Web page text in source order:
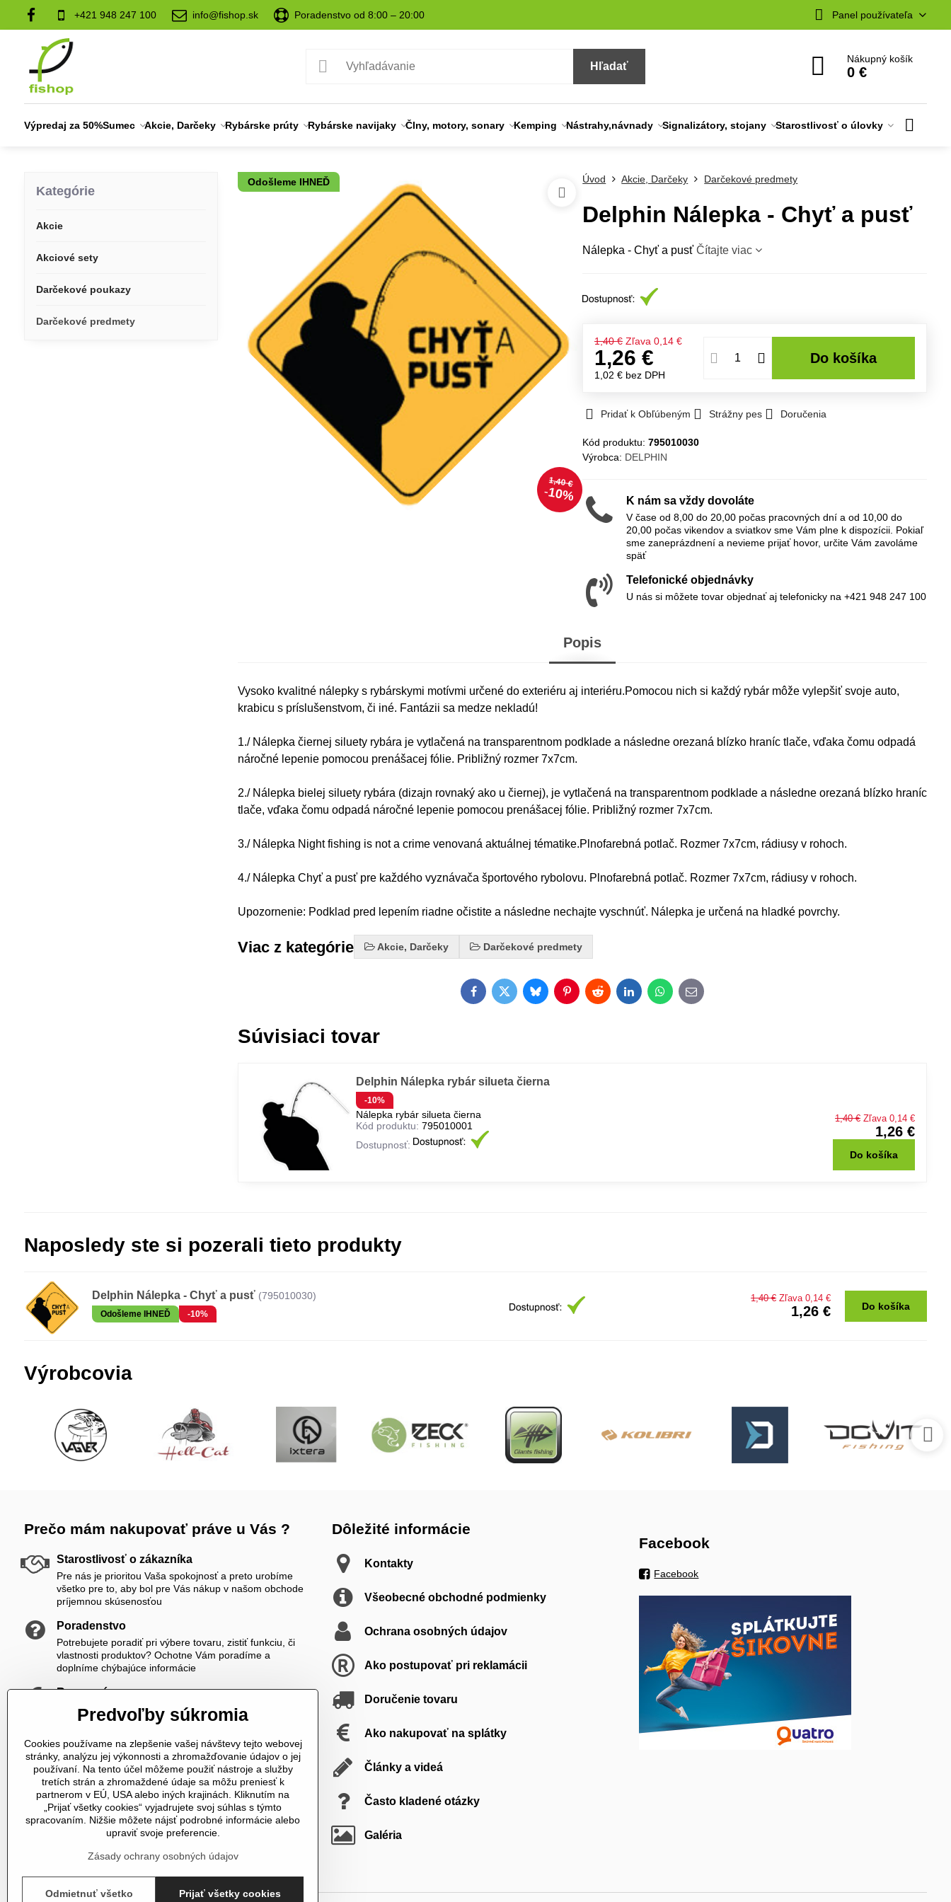
+421 948 247 100 info@fishop.sk Poradenstvo od 8:00 – 20:00 Panel používateľa
Hľadať
Nákupný košík
0 €
Výpredaj za 50%Sumec Akcie, Darčeky Rybárske prúty Rybárske navijaky Člny, motory, sonary Kemping Nástrahy,návnady Signalizátory, stojany Starostlivosť o úlovky
Odošleme IHNEĎ
1,40 €
10%
Úvod Akcie, Darčeky Darčekové predmety
Delphin Nálepka - Chyť a pusť
Nálepka - Chyť a pusťČítajte viac
1,40 € Zľava 0,14 €
1,26 €
1,02 € bez DPH
Do košíka
Pridať k Obľúbeným Strážny pes Doručenia
Kód produktu:795010030
Výrobca: DELPHIN
K nám sa vždy dovoláte
V čase od 8,00 do 20,00 počas pracovných dní a od 10,00 do
20,00 počas vikendov a sviatkov sme Vám plne k dispozícii. Pokiaľ
sme zaneprázdnení a nevieme prijať hovor, určite Vám zavoláme
späť
Telefonické objednávky
U nás si môžete tovar objednať aj telefonicky na +421 948 247 100
Popis
Vysoko kvalitné nálepky s rybárskymi motívmi určené do exteriéru aj interiéru.Pomocou nich si každý rybár môže vylepšiť svoje auto,
krabicu s príslušenstvom, či iné. Fantázii sa medze nekladú!
1./ Nálepka čiernej siluety rybára je vytlačená na transparentnom podklade a následne orezaná blízko hraníc tlače, vďaka čomu odpadá
náročné lepenie pomocou prenášacej fólie. Približný rozmer 7x7cm.
2./ Nálepka bielej siluety rybára (dizajn rovnaký ako u čiernej), je vytlačená na transparentnom podklade a následne orezaná blízko hraníc
tlače, vďaka čomu odpadá náročné lepenie pomocou prenášacej fólie. Približný rozmer 7x7cm.
3./ Nálepka Night fishing is not a crime venovaná aktuálnej tématike.Plnofarebná potlač. Rozmer 7x7cm, rádiusy v rohoch.
4./ Nálepka Chyť a pusť pre každého vyznávača športového rybolovu. Plnofarebná potlač. Rozmer 7x7cm, rádiusy v rohoch.
Upozornenie: Podklad pred lepením riadne očistite a následne nechajte vyschnúť. Nálepka je určená na hladké povrchy.
Viac z kategórie Akcie, Darčeky Darčekové predmety
FacebookTwitterBlueskyPinterestRedditLinkedInWhatsApp
E-
mail
Súvisiaci tovar
Delphin Nálepka rybár silueta čierna
-10%
Nálepka rybár silueta čierna
Kód produktu: 795010001
Dostupnosť:
1,26 €
1,40 € Zľava 0,14 €
Do košíka
Kategórie
Akcie
Akciové sety
Darčekové poukazy
Darčekové predmety
Naposledy ste si pozerali tieto produkty
Delphin Nálepka - Chyť a pusť (795010030)
Odošleme IHNEĎ -10% 1,26 €
1,40 € Zľava 0,14 €
Do košíka
Výrobcovia
Prečo mám nakupovať práve u Vás ?
Starostlivosť o zákazníka
Pre nás je prioritou Vaša spokojnosť a preto urobíme
všetko pre to, aby bol pre Vás nákup v našom obchode
príjemnou skúsenosťou
Poradenstvo
Potrebujete poradiť pri výbere tovaru, zistiť funkciu, či
vlastnosti produktov? Ochotne Vám poradíme a
doplníme chýbajúce informácie
Rozumné ceny
Zákazníkom ponúkame priateľské ceny, ktoré si viete
ešte skrášliť navyše registráciou
K nám sa vždy dovoláte
V čase od 8,00 do 20,00 počas pracovných dní a od
10,00 do 20,00 počas vikendov a sviatkov sme Vám plne
k dispozícii. Pokiaľ sme zaneprázdnení a nevieme prijať
hovor, určite Vám zavoláme späť
Telefonické objednávky
U nás si môžete tovar objednať aj telefonicky
Dôležité informácie
Kontakty
Všeobecné obchodné podmienky
Ochrana osobných údajov
Ako postupovať pri reklamácii
Doručenie tovaru
Ako nakupovať na splátky
Články a videá
Často kladené otázky
Galéria
Facebook
Facebook
Predvoľby súkromia
Cookies používame na zlepšenie vašej návštevy tejto webovej
stránky, analýzu jej výkonnosti a zhromažďovanie údajov o jej
používaní. Na tento účel môžeme použiť nástroje a služby
tretích strán a zhromaždené údaje sa môžu preniesť k
partnerom v EÚ, USA alebo iných krajinách. Kliknutím na
„Prijať všetky cookies“ vyjadrujete svoj súhlas s týmto
spracovaním. Nižšie môžete nájsť podrobné informácie alebo
upraviť svoje preferencie.
Zásady ochrany osobných údajov
Prijať všetky cookies
Odmietnuť všetko